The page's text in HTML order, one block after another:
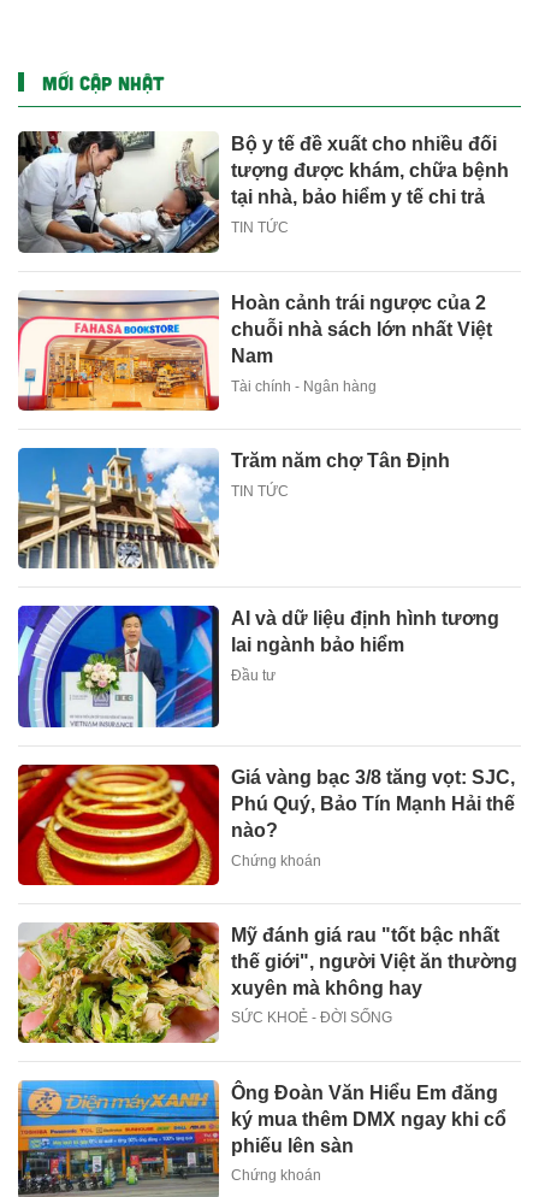
MỚI CẬP NHẬT
Bộ y tế đề xuất cho nhiều đối
tượng được khám, chữa bệnh
tại nhà, bảo hiểm y tế chi trả
TIN TỨC
Hoàn cảnh trái ngược của 2
chuỗi nhà sách lớn nhất Việt
Nam
Tài chính - Ngân hàng
Trăm năm chợ Tân Định
TIN TỨC
AI và dữ liệu định hình tương
lai ngành bảo hiểm
Đầu tư
Giá vàng bạc 3/8 tăng vọt: SJC,
Phú Quý, Bảo Tín Mạnh Hải thế
nào?
Chứng khoán
Mỹ đánh giá rau "tốt bậc nhất
thế giới", người Việt ăn thường
xuyên mà không hay
SỨC KHOẺ - ĐỜI SỐNG
Ông Đoàn Văn Hiểu Em đăng
ký mua thêm DMX ngay khi cổ
phiếu lên sàn
Chứng khoán